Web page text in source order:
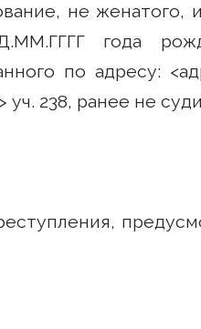
не
года
по адресу:
238, ранее не